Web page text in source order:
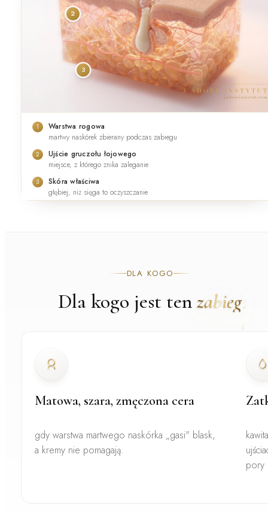
2
3
1
Warstwa rogowa
martwy naskórek zbierany podczas zabiegu
2
Ujście gruczołu łojowego
miejsce, z którego znika zaleganie
3
Skóra właściwa
głębiej, niż sięga to oczyszczanie
DLA KOGO
Dla kogo jest ten zabieg
Matowa, szara, zmęczona cera
gdy warstwa martwego naskórka „gasi" blask,
a kremy nie pomagają.
pory